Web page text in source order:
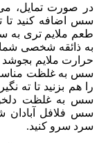
در صورت تمایل،
سس اضافه کنید تا
طعم ملایم تری به
حرارت ملایم
سس به غلظت
را هم بزنید تا ته
سس به غلظت
سس فلافل آبادان
سرد سرو کنید.